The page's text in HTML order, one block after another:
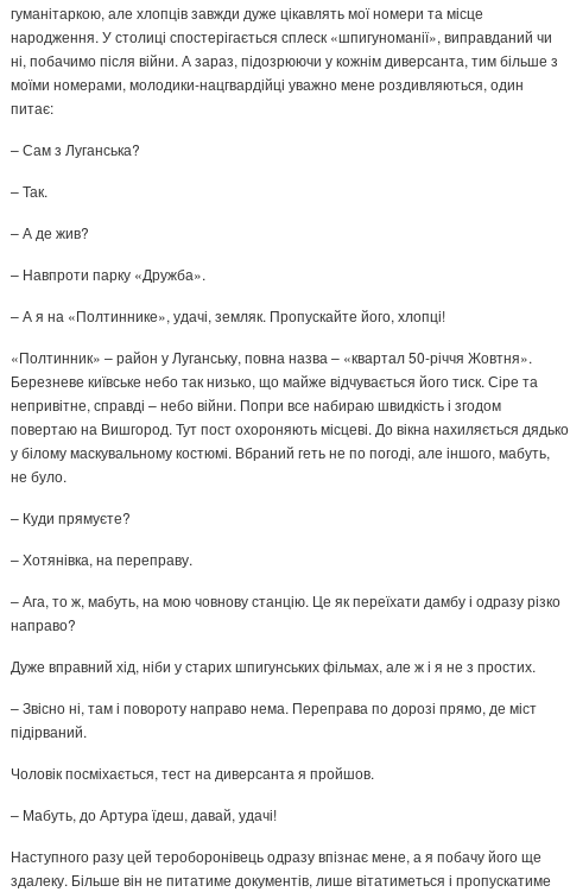
гуманітаркою, але хлопців завжди дуже цікавлять мої номери та місце
народження. У столиці спостерігається сплеск «шпигуноманії», виправданий чи
ні, побачимо після війни. А зараз, підозрюючи у кожнім диверсанта, тим більше з
моїми номерами, молодики-нацгвардійці уважно мене роздивляються, один
питає:
– Сам з Луганська?
– Так.
– А де жив?
– Навпроти парку «Дружба».
– А я на «Полтиннике», удачі, земляк. Пропускайте його, хлопці!
«Полтинник» – район у Луганську, повна назва – «квартал 50-річчя Жовтня».
Березневе київське небо так низько, що майже відчувається його тиск. Сіре та
непривітне, справді – небо війни. Попри все набираю швидкість і згодом
повертаю на Вишгород. Тут пост охороняють місцеві. До вікна нахиляється дядько
у білому маскувальному костюмі. Вбраний геть не по погоді, але іншого, мабуть,
не було.
– Куди прямуєте?
– Хотянівка, на переправу.
– Ага, то ж, мабуть, на мою човнову станцію. Це як переїхати дамбу і одразу різко
направо?
Дуже вправний хід, ніби у старих шпигунських фільмах, але ж і я не з простих.
– Звісно ні, там і повороту направо нема. Переправа по дорозі прямо, де міст
підірваний.
Чоловік посміхається, тест на диверсанта я пройшов.
– Мабуть, до Артура їдеш, давай, удачі!
Наступного разу цей тероборонівець одразу впізнає мене, а я побачу його ще
здалеку. Більше він не питатиме документів, лише вітатиметься і пропускатиме